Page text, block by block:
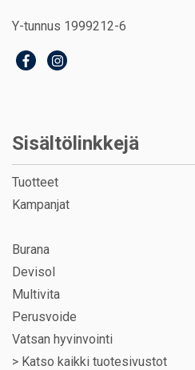
Y-tunnus 1999212-6
Sisältölinkkejä
Tuotteet
Kampanjat
Burana
Devisol
Multivita
Perusvoide
Vatsan hyvinvointi
> Katso kaikki tuotesivustot